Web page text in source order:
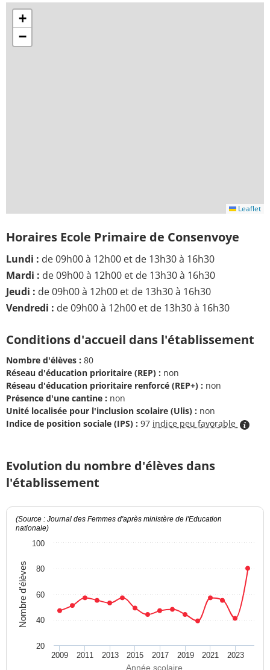
+
−
Leaflet
Horaires Ecole Primaire de Consenvoye
Lundi : de 09h00 à 12h00 et de 13h30 à 16h30
Mardi : de 09h00 à 12h00 et de 13h30 à 16h30
Jeudi : de 09h00 à 12h00 et de 13h30 à 16h30
Vendredi : de 09h00 à 12h00 et de 13h30 à 16h30
Conditions d'accueil dans l'établissement
Nombre d'élèves : 80
Réseau d'éducation prioritaire (REP) : non
Réseau d'éducation prioritaire renforcé (REP+) : non
Présence d'une cantine : non
Unité localisée pour l'inclusion scolaire (Ulis) : non
Indice de position sociale (IPS) : 97 indice peu favorable
Evolution du nombre d'élèves dans
l'établissement
Année scolaire
Nombre d'élèves
(Source : Journal des Femmes d'après ministère de l'Education
nationale)
2009 2011 2013 2015 2017 2019 2021 2023
20
40
60
80
100